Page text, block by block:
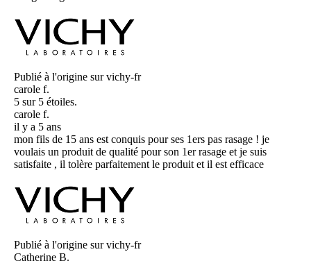
Publié à l'origine sur vichy-fr
carole f.
5 sur 5 étoiles.
carole f.
il y a 5 ans
mon fils de 15 ans est conquis pour ses 1ers pas rasage ! je
voulais un produit de qualité pour son 1er rasage et je suis
satisfaite , il tolère parfaitement le produit et il est efficace
Publié à l'origine sur vichy-fr
Catherine B.